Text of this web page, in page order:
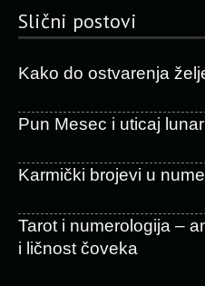
Slični postovi
Kako do ostvarenja
Pun Mesec i uticaj
Karmički brojevi u
Tarot i numerologija –
i ličnost čoveka